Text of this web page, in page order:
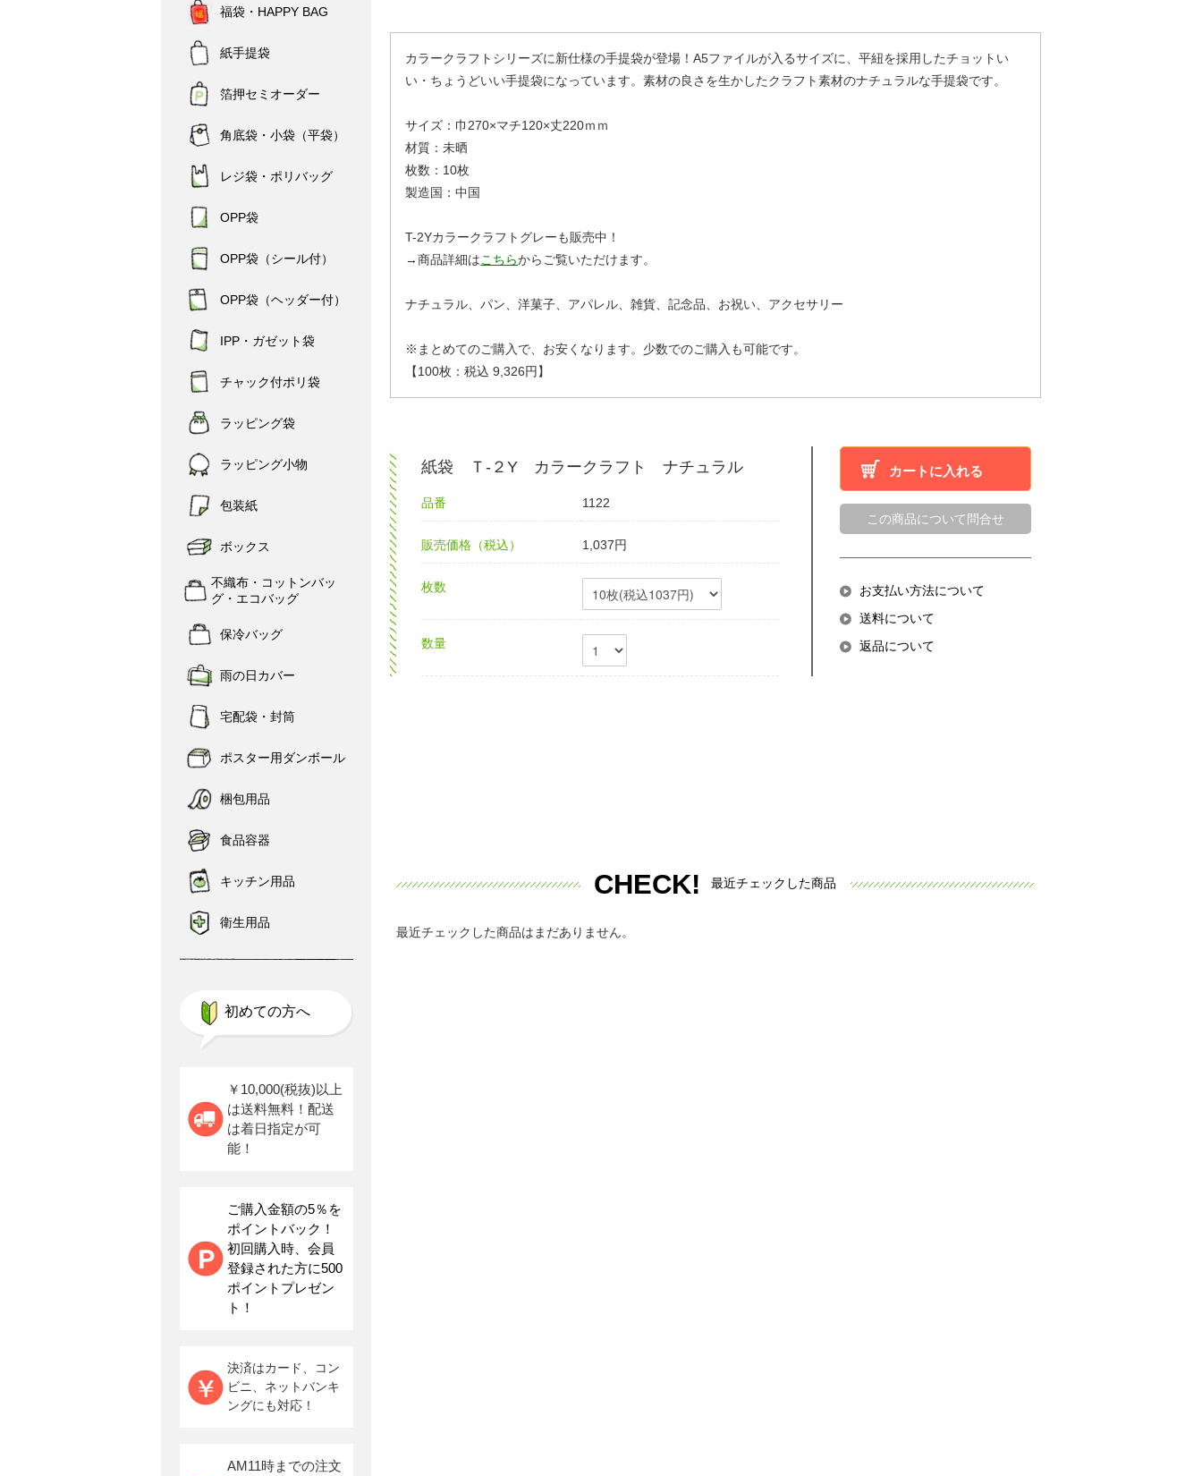
カラークラフトシリーズに新仕様の手提袋が登場！A5ファイルが入るサイズに、平紐を採用したチョットい
い・ちょうどいい手提袋になっています。素材の良さを生かしたクラフト素材のナチュラルな手提袋です。
サイズ：巾270×マチ120×丈220ｍｍ
材質：未晒
枚数：10枚
製造国：中国
T-2Yカラークラフトグレーも販売中！
→商品詳細はこちらからご覧いただけます。
ナチュラル、パン、洋菓子、アパレル、雑貨、記念品、お祝い、アクセサリー
※まとめてのご購入で、お安くなります。少数でのご購入も可能です。
【100枚：税込 9,326円】
紙袋 Ｔ-２Y カラークラフト ナチュラル
品番 1122
販売価格（税込） 1,037円
枚数
数量
カートに入れる
この商品について問合せ
お支払い方法について
送料について
返品について
CHECK! 最近チェックした商品
最近チェックした商品はまだありません。
福袋・HAPPY BAG
紙手提袋
箔押セミオーダー
角底袋・小袋（平袋）
レジ袋・ポリバッグ
OPP袋
OPP袋（シール付）
OPP袋（ヘッダー付）
IPP・ガゼット袋
チャック付ポリ袋
ラッピング袋
ラッピング小物
包装紙
ボックス
不織布・コットンバッ
グ・エコバッグ
保冷バッグ
雨の日カバー
宅配袋・封筒
ポスター用ダンボール
梱包用品
食品容器
キッチン用品
衛生用品
初めての方へ
￥10,000(税抜)以上
は送料無料！配送
は着日指定が可
能！
ご購入金額の5％を
ポイントバック！
初回購入時、会員
登録された方に500
ポイントプレゼン
ト！
決済はカード、コン
ビニ、ネットバンキ
ングにも対応！
AM11時までの注文